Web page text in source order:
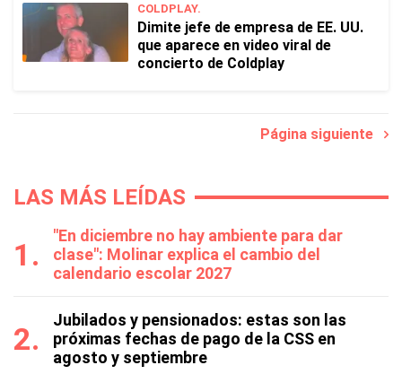
COLDPLAY.
Dimite jefe de empresa de EE. UU.
que aparece en video viral de
concierto de Coldplay
Página siguiente
LAS MÁS LEÍDAS
"En diciembre no hay ambiente para dar
clase": Molinar explica el cambio del
calendario escolar 2027
Jubilados y pensionados: estas son las
próximas fechas de pago de la CSS en
agosto y septiembre